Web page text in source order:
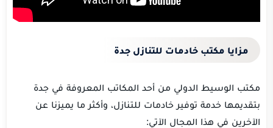
مزايا مكتب خادمات للتنازل جدة
مكتب الوسيط الدولي من أحد المكاتب المعروفة في جدة
بتقديمها خدمة توفير خادمات للتنازل، وأكثر ما يميزنا عن
الآخرين في هذا المجال الآتي: